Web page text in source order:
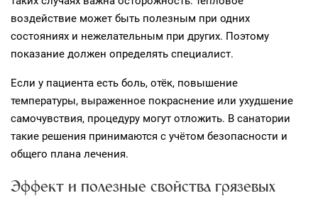
воздействие может быть полезным при одних
состояниях и нежелательным при других. Поэтому
показание должен определять специалист.
Если у пациента есть боль, отёк, повышение
температуры, выраженное покраснение или ухудшение
самочувствия, процедуру могут отложить. В санатории
такие решения принимаются с учётом безопасности и
общего плана лечения.
Эффект и полезные свойства грязевых